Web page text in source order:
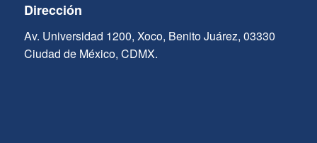
Dirección
Av. Universidad 1200, Xoco, Benito Juárez, 03330
Ciudad de México, CDMX.